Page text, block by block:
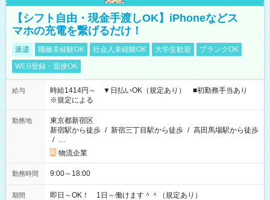
【シフト自由・現金手渡しOK】iPhoneなどス
マホの充電を繋げるだけ！
派遣 職種未経験OK 社会人未経験OK 大学生歓迎
ブランクOK
WEB登録・面接OK
給与
時給1414円～ ▼日払いOK（規定あり） ■初勤務手当あり
※規定による
勤務地
東京都新宿区
新宿駅から徒歩 / 新宿三丁目駅から徒歩 / 高田馬場駅から徒歩
/ …
物流企業
勤務時間 9:00～18:00
期間 即日～OK！ 1日～働けます＾＾（規定あり）